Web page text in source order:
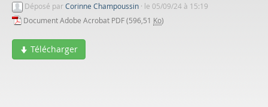
Déposé parCorinne Champoussin · le 05/09/24 à 15:19
Document Adobe Acrobat PDF (596,51 Ko)
Télécharger